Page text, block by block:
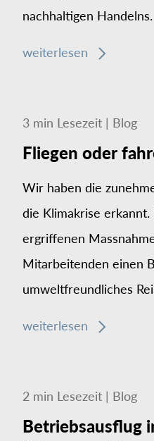
nachhaltigen Handelns.
weiterlesen
3 min Lesezeit | Blog
Fliegen oder
Wir haben die
die Klimakrise
ergriffenen
Mitarbeitenden einen
umweltfreundliches
weiterlesen
2 min Lesezeit | Blog
Betriebsausflug